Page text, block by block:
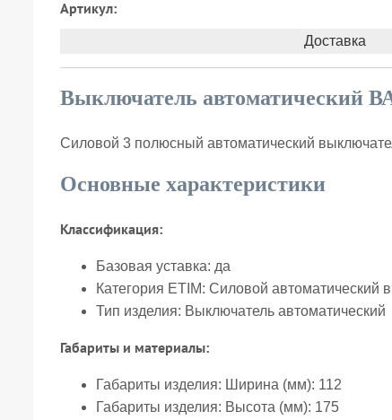
Артикул:
Доставка
Выключатель автоматический
Силовой 3 полюсный автоматический
Основные характеристики
Классификация:
Базовая уставка: да
Категория ETIM: Силовой автоматический
Тип изделия: Выключатель автоматический
Габариты и материалы:
Габариты изделия: Ширина (мм): 112
Габариты изделия: Высота (мм): 175